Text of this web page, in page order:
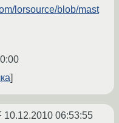
lorsource/blob/mast
10.12.2010 06:53:55